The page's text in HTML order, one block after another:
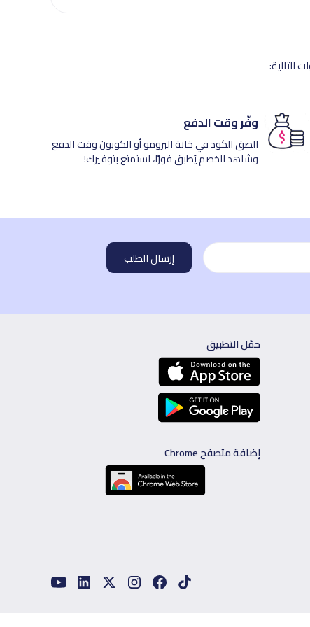
التالية:
وفّر وقت الدفع
الصق الكود في خانة البرومو أو الكوبون وقت الدفع
وشاهد الخصم يُطبق فورًا، استمتع بتوفيرك!
حمّل التطبيق
إضافة متصفح Chrome